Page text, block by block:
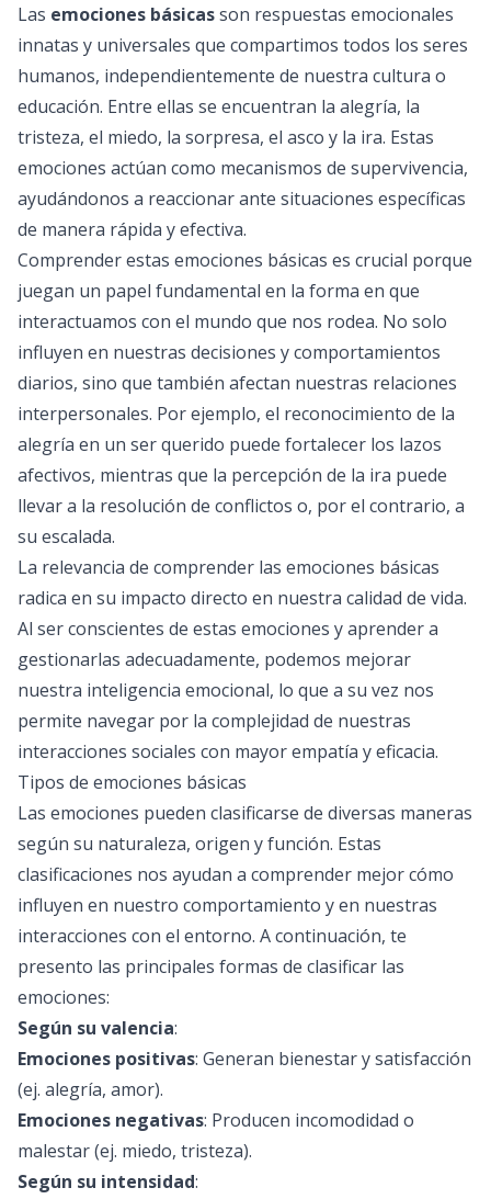
Las emociones básicasson respuestas emocionales
innatas y universales que compartimos todos los seres
humanos, independientemente de nuestra cultura o
educación. Entre ellas se encuentran la alegría, la
tristeza, el miedo, la sorpresa, el asco y la ira. Estas
emociones actúan como mecanismos de supervivencia,
ayudándonos a reaccionar ante situaciones específicas
de manera rápida y efectiva.
Comprender estas emociones básicas es crucial porque
juegan un papel fundamental en la forma en que
interactuamos con el mundo que nos rodea. No solo
influyen en nuestras decisiones y comportamientos
diarios, sino que también afectan nuestras relaciones
interpersonales. Por ejemplo, el reconocimiento de la
alegría en un ser querido puede fortalecer los lazos
afectivos, mientras que la percepción de la ira puede
llevar a la resolución de conflictos o, por el contrario, a
su escalada.
La relevancia de comprender las emociones básicas
radica en su impacto directo en nuestra calidad de vida.
Al ser conscientes de estas emociones y aprender a
gestionarlas adecuadamente, podemos mejorar
nuestra inteligencia emocional, lo que a su vez nos
permite navegar por la complejidad de nuestras
interacciones sociales con mayor empatía y eficacia.
Tipos de emociones básicas
Las emociones pueden clasificarse de diversas maneras
según su naturaleza, origen y función. Estas
clasificaciones nos ayudan a comprender mejor cómo
influyen en nuestro comportamiento y en nuestras
interacciones con el entorno. A continuación, te
presento las principales formas de clasificar las
emociones:
Según su valencia:
Emociones positivas: Generan bienestar y satisfacción
(ej. alegría, amor).
Emociones negativas: Producen incomodidad o
malestar (ej. miedo, tristeza).
Según su intensidad: